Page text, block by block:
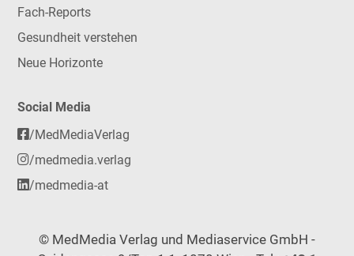
Fach-Reports
Gesundheit verstehen
Neue Horizonte
Social Media
/MedMediaVerlag
/medmedia.verlag
/medmedia-at
© MedMedia Verlag und Mediaservice GmbH -